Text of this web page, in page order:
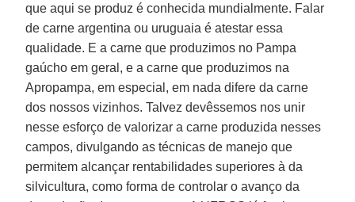
que aqui se produz é conhecida mundialmente. Falar
de carne argentina ou uruguaia é atestar essa
qualidade. E a carne que produzimos no Pampa
gaúcho em geral, e a carne que produzimos na
Apropampa, em especial, em nada difere da carne
dos nossos vizinhos. Talvez devêssemos nos unir
nesse esforço de valorizar a carne produzida nesses
campos, divulgando as técnicas de manejo que
permitem alcançar rentabilidades superiores à da
silvicultura, como forma de controlar o avanço da